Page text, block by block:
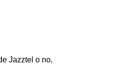
Jazztel o no,